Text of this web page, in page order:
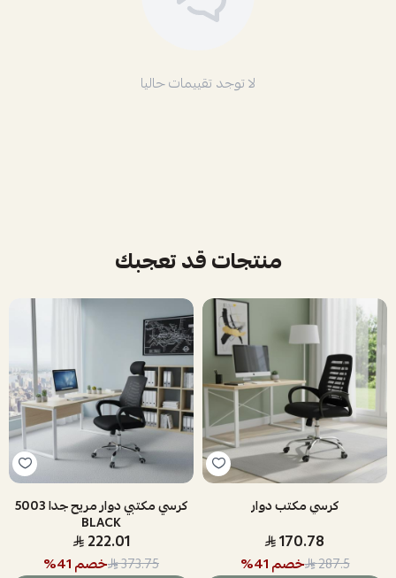
لا توجد تقييمات حاليا
منتجات قد تعجبك
كرسي مكتب دوار
170.78
287.5 خصم41
%
كرسي مكتبي دوار مريح جدا 5003
BLACK
222.01
373.75 خصم41
%